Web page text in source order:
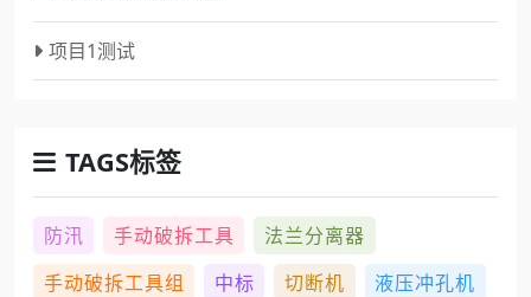
项目1测试
TAGS标签
防汛 手动破拆工具
法兰分离器
手动破拆工具组
中标 切断机
液压冲孔机